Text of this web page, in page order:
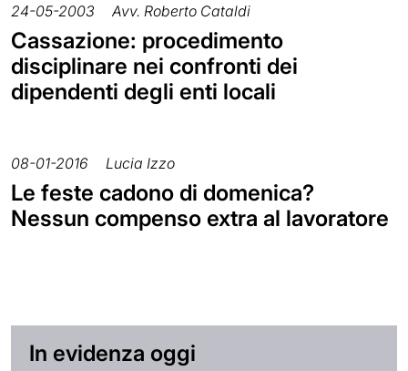
24-05-2003 Avv. Roberto Cataldi
Cassazione: procedimento
disciplinare nei confronti dei
dipendenti degli enti locali
08-01-2016 Lucia Izzo
Le feste cadono di domenica?
Nessun compenso extra al lavoratore
In evidenza oggi